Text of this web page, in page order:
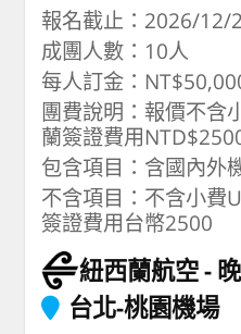
報名截止：2026/12/
成團人數：10人
每人訂金：
團費說明：報價不含
蘭簽證費用
包含項目：含國內外
不含項目：不含小費
簽證費用台幣2500
紐西蘭航空
台北-桃園機場